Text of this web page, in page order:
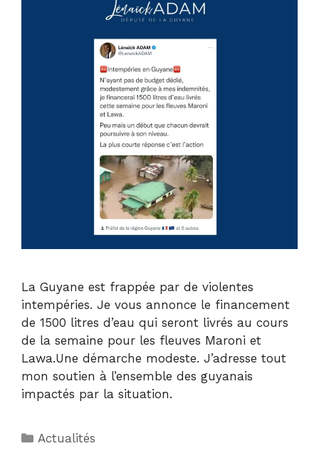
La Guyane est frappée par de violentes
intempéries. Je vous annonce le financement
de 1500 litres d’eau qui seront livrés au cours
de la semaine pour les fleuves Maroni et
Lawa.Une démarche modeste. J’adresse tout
mon soutien à l’ensemble des guyanais
impactés par la situation.
Actualités